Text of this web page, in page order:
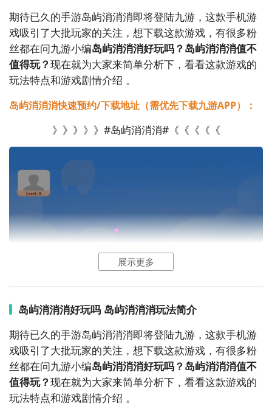
交换相邻的汽车位置，使三个或以上相同颜色的汽车消
失。
8. 《宠物连连看》 - 在这个可爱的连连看游戏中，玩家
需要找到相同的宠物图案，并通过连接它们来消除。
9. 《水果消消消》 - 这是一款简单而有趣的消除游戏，
玩家需要通过消除相同类型的水果，获得高分并进入下
一关。
10. 《神奇魔法阵》 - 在这个神奇的魔法阵消除游戏
中，玩家需要通过交换位置，消除相同类型的符号，以
期待已久的手游岛屿消消消即将登陆九游，这款手机游
戏吸引了大批玩家的关注，想下载这款游戏，有很多粉
丝都在问九游小编岛屿消消消好玩吗？岛屿消消消值不
值得玩？现在就为大家来简单分析下，看看这款游戏的
玩法特点和游戏剧情介绍 。
岛屿消消消快速预约/下载地址（需优先下载九游APP）：
》》》》》#岛屿消消消#《《《《《
展示更多
岛屿消消消好玩吗 岛屿消消消玩法简介
期待已久的手游岛屿消消消即将登陆九游，这款手机游
戏吸引了大批玩家的关注，想下载这款游戏，有很多粉
丝都在问九游小编岛屿消消消好玩吗？岛屿消消消值不
值得玩？现在就为大家来简单分析下，看看这款游戏的
玩法特点和游戏剧情介绍 。